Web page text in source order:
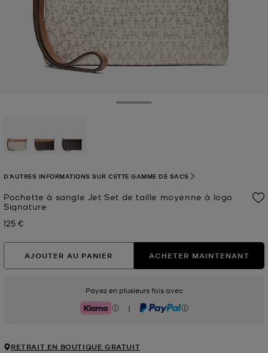
Pochette à sangle Jet Set de taille moyenne à logo
Signature
Prix actuel
125 €
D'AUTRES INFORMATIONS SUR CETTE GAMME DE SACS
AJOUTER AU PANIER ACHETER MAINTENANT
Payez en plusieurs fois avec
Klarna | PayPal
RETRAIT EN BOUTIQUE GRATUIT